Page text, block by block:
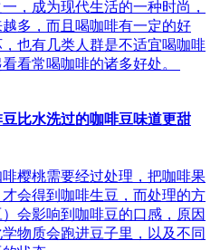
，成为现代生活的一种时尚，
多，而且喝咖啡有一定的好
也有几类人群是不适宜喝咖啡
看常喝咖啡的诸多好处。
比水洗过的咖啡豆味道更甜
樱桃需要经过处理，把咖啡果
会得到咖啡生豆，而处理的方
会影响到咖啡豆的口感，原因
物质会跑进豆子里，以及不同